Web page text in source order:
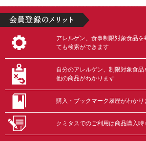
アレルゲン、食事制限対象食品を
ても検索ができます
自分のアレルゲン、制限対象食
他の商品がわかります
購入・ブックマーク履歴がわかり
クミタスでのご利用は商品購入時